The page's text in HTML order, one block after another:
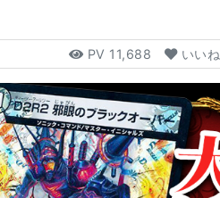
PV 11,688 いいね